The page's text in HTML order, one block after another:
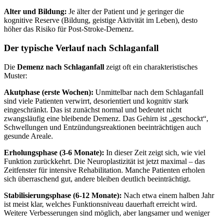
Alter und Bildung: Je älter der Patient und je geringer die
kognitive Reserve (Bildung, geistige Aktivität im Leben), desto
höher das Risiko für Post-Stroke-Demenz.
Der typische Verlauf nach Schlaganfall
Die Demenz nach Schlaganfall zeigt oft ein charakteristisches
Muster:
Akutphase (erste Wochen): Unmittelbar nach dem Schlaganfall
sind viele Patienten verwirrt, desorientiert und kognitiv stark
eingeschränkt. Das ist zunächst normal und bedeutet nicht
zwangsläufig eine bleibende Demenz. Das Gehirn ist „geschockt“,
Schwellungen und Entzündungsreaktionen beeinträchtigen auch
gesunde Areale.
Erholungsphase (3-6 Monate): In dieser Zeit zeigt sich, wie viel
Funktion zurückkehrt. Die Neuroplastizität ist jetzt maximal – das
Zeitfenster für intensive Rehabilitation. Manche Patienten erholen
sich überraschend gut, andere bleiben deutlich beeinträchtigt.
Stabilisierungsphase (6-12 Monate): Nach etwa einem halben Jahr
ist meist klar, welches Funktionsniveau dauerhaft erreicht wird.
Weitere Verbesserungen sind möglich, aber langsamer und weniger